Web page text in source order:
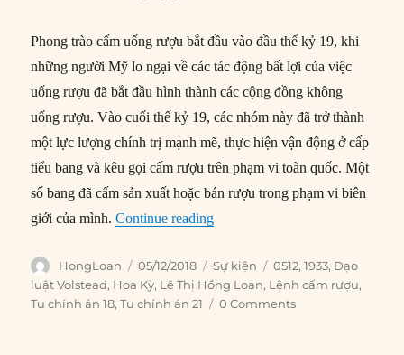
Phong trào cấm uống rượu bắt đầu vào đầu thế kỷ 19, khi
những người Mỹ lo ngại về các tác động bất lợi của việc
uống rượu đã bắt đầu hình thành các cộng đồng không
uống rượu. Vào cuối thế kỷ 19, các nhóm này đã trở thành
một lực lượng chính trị mạnh mẽ, thực hiện vận động ở cấp
tiểu bang và kêu gọi cấm rượu trên phạm vi toàn quốc. Một
số bang đã cấm sản xuất hoặc bán rượu trong phạm vi biên
giới của mình.Continue reading“05/12/1933: Thời kỳ cấm rượu
Author
HongLoan
Posted
on
05/12/2018 Categories
Sự kiện Tags
0512,1933,Đạo
luật Volstead, Hoa Kỳ, Lê Thị Hồng Loan, Lệnh cấm rượu,
Tu chính án 18,Tu chính án 21 0 Comments